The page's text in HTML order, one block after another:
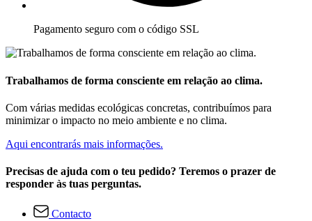
Pagamento seguro com o código SSL
Trabalhamos de forma consciente em relação ao clima.
Com várias medidas ecológicas concretas, contribuímos para
minimizar o impacto no meio ambiente e no clima.
Aqui encontrarás mais informações.
Precisas de ajuda com o teu pedido? Teremos o prazer de
responder às tuas perguntas.
Contacto